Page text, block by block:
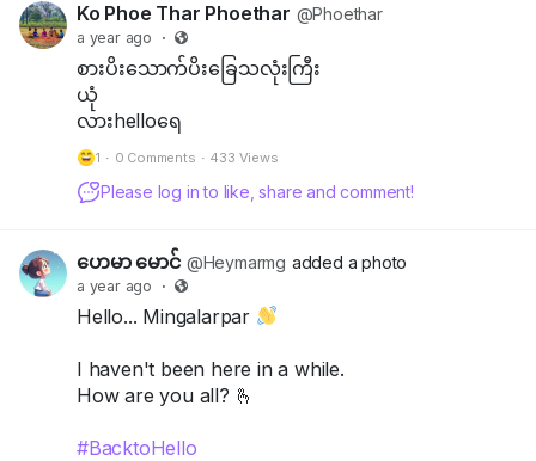
ဒါပေမယ့်..
စိတ်မပျက်ပါနဲ့..။
အဲဒီလူတွေထဲမှာ
လူပီသပြီးလူသားဆန်တဲ့
လူကောင်းတစ်ယောက်မှ
မပါခဲ့ဘူးဆိုတာကို
သိထားပါ...။
ဉာဏ်ပညာအမြော်မြင်
နဲ့ပြည့်စုံပြီးထက်မြက်တဲ့
လူတော်လူကောင်းတွေက
လူတစ်ယောက်ရဲ့အဆင့်
အတန်းကိုဘယ်တော့မှ
သူ့ရဲ့ဘွဲ့ထူး၊ရာထူးနဲ့
Ko Phoe Thar Phoethar @Phoethar
a year ago ·
စားပိးသောက်ပိးခြေသလုံးကြီး
ယုံ
လားhelloရေ
1 · 0 Comments · 433 Views
Please log in to like, share and comment!
ဟေမာ မောင် @Heymarmg added a photo
a year ago ·
Hello... Mingalarpar
I haven't been here in a while.
How are you all? 🫰
#BacktoHello